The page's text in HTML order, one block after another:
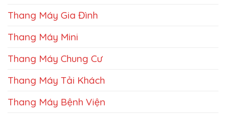
Thang Máy Gia Đình
Thang Máy Mini
Thang Máy Chung Cư
Thang Máy Tải Khách
Thang Máy Bệnh Viện